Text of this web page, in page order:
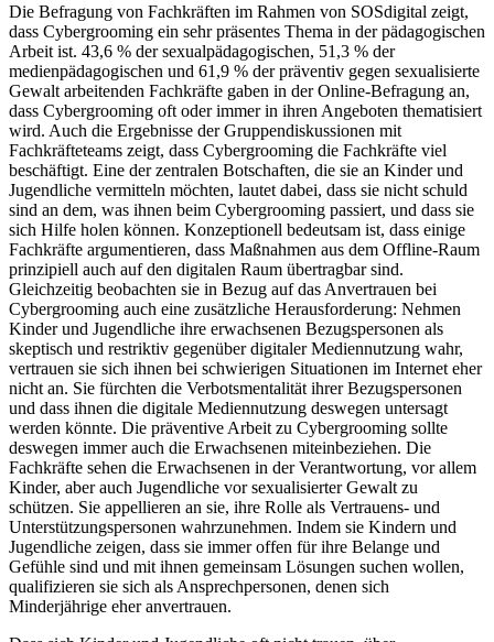
Die Befragung von Fachkräften im Rahmen von SOSdigital zeigt,
dass Cybergrooming ein sehr präsentes Thema in der pädagogischen
Arbeit ist. 43,6 % der sexualpädagogischen, 51,3 % der
medienpädagogischen und 61,9 % der präventiv gegen sexualisierte
Gewalt arbeitenden Fachkräfte gaben in der Online-Befragung an,
dass Cybergrooming oft oder immer in ihren Angeboten thematisiert
wird. Auch die Ergebnisse der Gruppendiskussionen mit
Fachkräfteteams zeigt, dass Cybergrooming die Fachkräfte viel
beschäftigt. Eine der zentralen Botschaften, die sie an Kinder und
Jugendliche vermitteln möchten, lautet dabei, dass sie nicht schuld
sind an dem, was ihnen beim Cybergrooming passiert, und dass sie
sich Hilfe holen können. Konzeptionell bedeutsam ist, dass einige
Fachkräfte argumentieren, dass Maßnahmen aus dem Offline-Raum
prinzipiell auch auf den digitalen Raum übertragbar sind.
Gleichzeitig beobachten sie in Bezug auf das Anvertrauen bei
Cybergrooming auch eine zusätzliche Herausforderung: Nehmen
Kinder und Jugendliche ihre erwachsenen Bezugspersonen als
skeptisch und restriktiv gegenüber digitaler Mediennutzung wahr,
vertrauen sie sich ihnen bei schwierigen Situationen im Internet eher
nicht an. Sie fürchten die Verbotsmentalität ihrer Bezugspersonen
und dass ihnen die digitale Mediennutzung deswegen untersagt
werden könnte. Die präventive Arbeit zu Cybergrooming sollte
deswegen immer auch die Erwachsenen miteinbeziehen. Die
Fachkräfte sehen die Erwachsenen in der Verantwortung, vor allem
Kinder, aber auch Jugendliche vor sexualisierter Gewalt zu
schützen. Sie appellieren an sie, ihre Rolle als Vertrauens- und
Unterstützungspersonen wahrzunehmen. Indem sie Kindern und
Jugendliche zeigen, dass sie immer offen für ihre Belange und
Gefühle sind und mit ihnen gemeinsam Lösungen suchen wollen,
qualifizieren sie sich als Ansprechpersonen, denen sich
Minderjährige eher anvertrauen.